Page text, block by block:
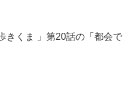
きくま 」第20話の「都会で